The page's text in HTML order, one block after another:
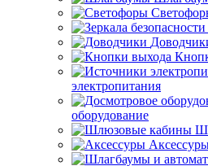
электропитания
оборудование